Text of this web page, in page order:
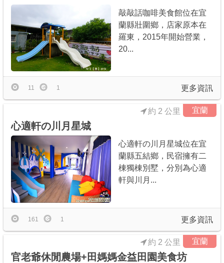
敲敲話咖啡美食館位在宜
蘭縣壯圍鄉，店家原本在
羅東，2015年開始營業，
20...
更多資訊
11 1
宜蘭
心適軒の川月星城
約 2 公里
心適軒の川月星城位在宜
蘭縣五結鄉，民宿擁有二
棟獨棟別墅，分別為心適
軒與川月...
更多資訊
161 1
宜蘭
官老爺休閒農場+田媽媽金益田園美食坊
約 2 公里